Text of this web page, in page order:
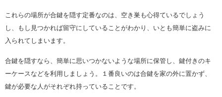
これらの場所が合鍵を隠す定番なのは、空き巣も心得ているでしょう
し、もし見つかれば留守にしていることがわかり、いとも簡単に盗みに
入られてしまいます。
合鍵を隠すなら、簡単に思いつかないような場所に保管し、鍵付きのキ
ーケースなどを利用しましょう。１番良いのは合鍵を家の外に置かず、
鍵が必要な人がそれぞれ持っていることです。